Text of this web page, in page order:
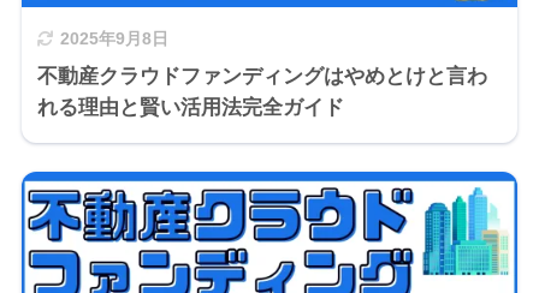
2025年9月8日
不動産クラウドファンディングはやめとけと言わ
れる理由と賢い活用法完全ガイド